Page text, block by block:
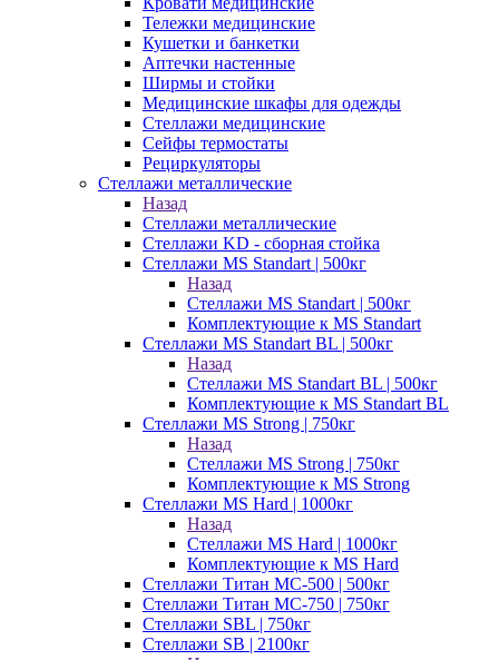
Тележки медицинские
Кушетки и банкетки
Аптечки настенные
Ширмы и стойки
Медицинские шкафы для одежды
Стеллажи медицинские
Сейфы термостаты
Рециркуляторы
Стеллажи металлические
Назад
Стеллажи металлические
Стеллажи KD - сборная стойка
Стеллажи MS Standart | 500кг
Назад
Стеллажи MS Standart | 500кг
Комплектующие к MS Standart
Стеллажи MS Standart BL | 500кг
Назад
Стеллажи MS Standart BL | 500кг
Комплектующие к MS Standart BL
Стеллажи MS Strong | 750кг
Назад
Стеллажи MS Strong | 750кг
Комплектующие к MS Strong
Стеллажи MS Hard | 1000кг
Назад
Стеллажи MS Hard | 1000кг
Комплектующие к MS Hard
Стеллажи Титан МС-500 | 500кг
Стеллажи Титан МС-750 | 750кг
Стеллажи SBL | 750кг
Стеллажи SB | 2100кг